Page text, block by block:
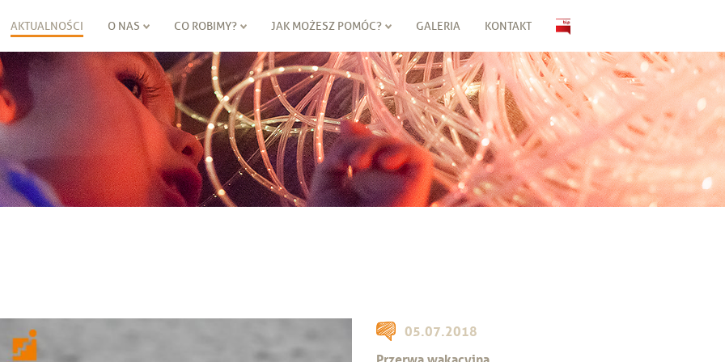
AKTUALNOŚCI O NAS CO ROBIMY? JAK MOŻESZ POMÓC? GALERIA KONTAKT
05.07.2018